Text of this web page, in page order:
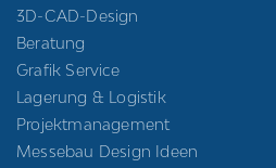
3D-CAD-Design
Beratung
Grafik Service
Lagerung & Logistik
Projektmanagement
Messebau Design Ideen